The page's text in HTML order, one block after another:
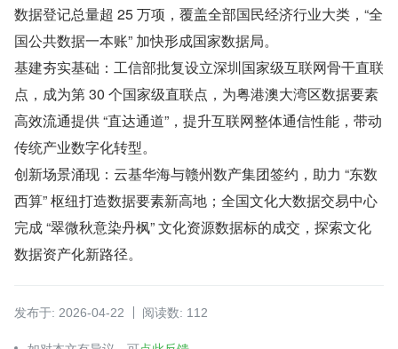
数据登记总量超 25 万项，覆盖全部国民经济行业大类，“全
国公共数据一本账” 加快形成国家数据局。
基建夯实基础：工信部批复设立深圳国家级互联网骨干直联
点，成为第 30 个国家级直联点，为粤港澳大湾区数据要素
高效流通提供 “直达通道”，提升互联网整体通信性能，带动
传统产业数字化转型。
创新场景涌现：云基华海与赣州数产集团签约，助力 “东数
西算” 枢纽打造数据要素新高地；全国文化大数据交易中心
完成 “翠微秋意染丹枫” 文化资源数据标的成交，探索文化
数据资产化新路径。
发布于: 2026-04-22 阅读数: 112